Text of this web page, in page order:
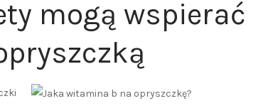
mogą wspierać